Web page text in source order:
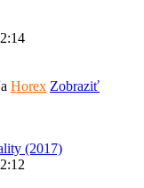
Horex Zobraziť
(2017)